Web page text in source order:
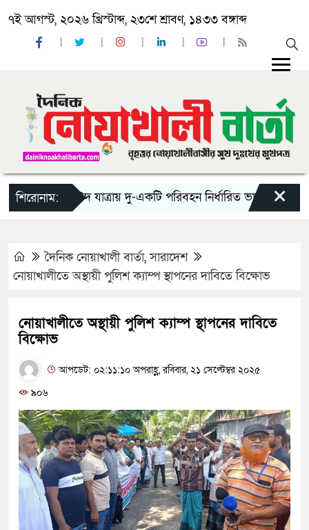
৭ই আগস্ট, ২০২৬ খ্রিস্টাব্দ, ২৩শে শ্রাবণ, ১৪৩৩ বঙ্গাব্দ
শিরোনাম:‘ঈদ যাত্রায় দু-একটি পরিবহন নির্ধারিত ভাড়ার চেয়েও কম
×
দৈনিক নোয়াখালী বার্তা,সারাদেশ
নোয়াখালীতে অস্থায়ী পুলিশ ক্যাম্প স্থাপনের দাবিতে বিক্ষোভ
নোয়াখালীতে অস্থায়ী পুলিশ ক্যাম্প স্থাপনের দাবিতে
বিক্ষোভ
আপডেট: ০২:১১:১০ অপরাহ্ণ, রবিবার, ২১ সেপ্টেম্বর ২০২৫
৯০৬